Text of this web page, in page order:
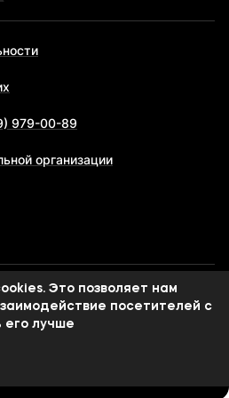
979-00-89
организации
финансово-юридический
Это позволяет нам
посетителей с
его лучше